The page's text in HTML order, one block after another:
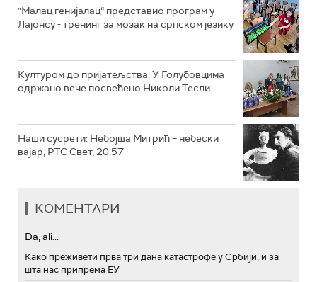
"Малац генијалац“ представио програм у
Лајонсу - тренинг за мозак на српском језику
Културом до пријатељства: У Голубовцима
одржано вече посвећено Николи Тесли
Наши сусрети: Небојша Митрић – небески
вајар, РТС Свет, 20.57
КОМЕНТАРИ
Da, ali...
Како преживети прва три дана катастрофе у Србији, и за
шта нас припрема ЕУ